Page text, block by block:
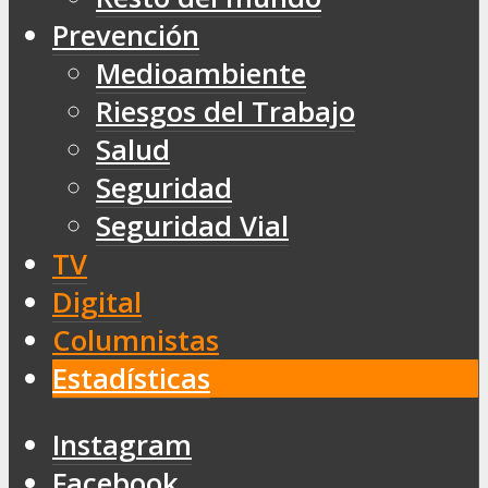
Prevención
Medioambiente
Riesgos del Trabajo
Salud
Seguridad
Seguridad Vial
TV
Digital
Columnistas
Estadísticas
Instagram